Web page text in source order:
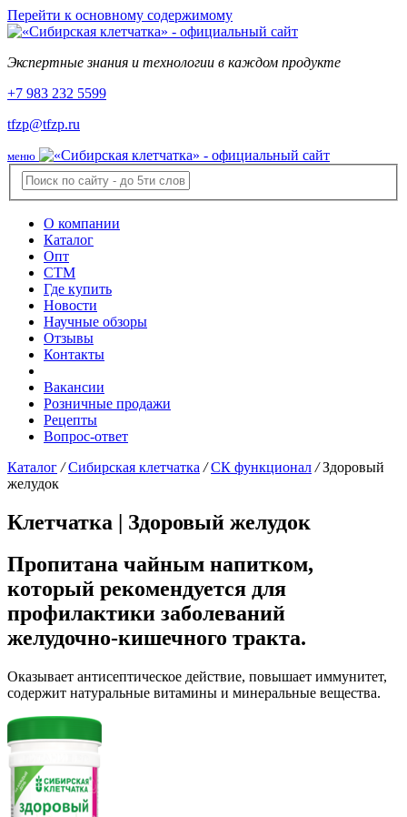
Перейти к основному содержимому
Экспертные знания и технологии в каждом продукте
+7 983 232 5599
tfzp@tfzp.ru
меню
О компании
Каталог
Опт
СТМ
Где купить
Новости
Научные обзоры
Отзывы
Контакты
Вакансии
Розничные продажи
Рецепты
Вопрос-ответ
Каталог / Сибирская клетчатка / СК функционал / Здоровый
желудок
Клетчатка | Здоровый желудок
Пропитана чайным напитком,
который рекомендуется для
профилактики заболеваний
желудочно-кишечного тракта.
Оказывает антисептическое действие, повышает иммунитет,
содержит натуральные витамины и минеральные вещества.